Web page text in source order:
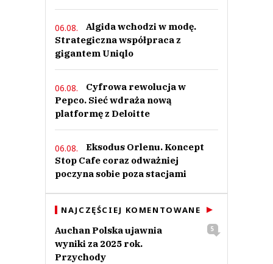
06.08.
Algida wchodzi w modę.
Strategiczna współpraca z
gigantem Uniqlo
06.08.
Cyfrowa rewolucja w
Pepco. Sieć wdraża nową
platformę z Deloitte
06.08.
Eksodus Orlenu. Koncept
Stop Cafe coraz odważniej
poczyna sobie poza stacjami
NAJCZĘŚCIEJ KOMENTOWANE
Auchan Polska ujawnia
wyniki za 2025 rok.
Przychody
5